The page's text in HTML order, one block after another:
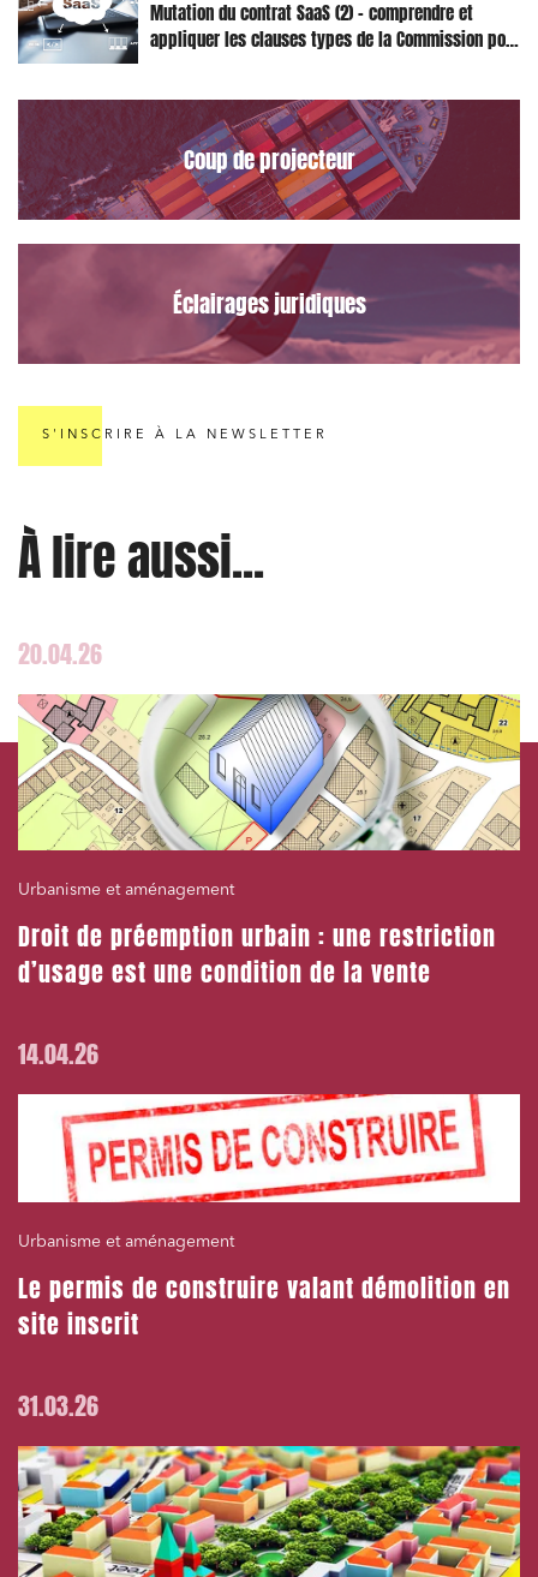
Mutation du contrat SaaS (2) – comprendre et
appliquer les clauses types de la Commission pour
Coup de projecteur
Éclairages juridiques
S'INSCRIRE À LA NEWSLETTER
À lire aussi...
20.04.26
Urbanisme et aménagement
Droit de préemption urbain : une restriction
d’usage est une condition de la vente
14.04.26
Urbanisme et aménagement
Le permis de construire valant démolition en
site inscrit
31.03.26
Mobilité et transport
Droit du numérique, données et conformité
Relations sociales et droit du travail
Services publics et collectivités
Projets immobiliers
Environnement
Banque finance et assurance
Droit des sociétés et Fusions-Acquisitions
J'ai lu et j'accepte lapolitique de confidentialité